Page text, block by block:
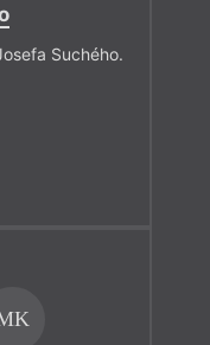
Suchého.